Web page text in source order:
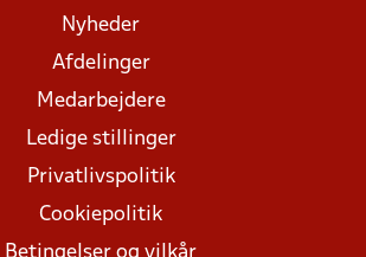
Nyheder
Afdelinger
Medarbejdere
Ledige stillinger
Privatlivspolitik
Cookiepolitik